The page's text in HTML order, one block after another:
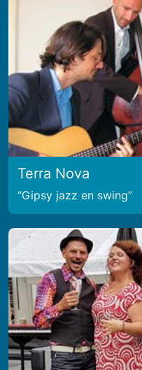
Terra Nova
Gipsy jazz en swing